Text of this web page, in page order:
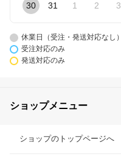
30 31 1 2 3
休業日（受注・発送対応なし）
受注対応のみ
発送対応のみ
ショップメニュー
ショップのトップページへ